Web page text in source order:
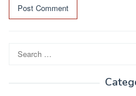
Search
for: